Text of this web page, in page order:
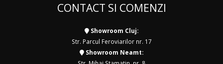
CONTACT SI COMENZI
Showroom Cluj:
Str. Parcul Feroviarilor nr. 17
Showroom Neamt: